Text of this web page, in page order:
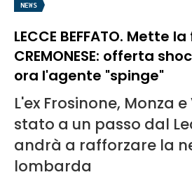
NEWS
LECCE BEFFATO. Mette
CREMONESE: offerta
ora l'agente "spinge"
L'ex Frosinone, Monza
stato a un passo dal
andrà a rafforzare la
lombarda